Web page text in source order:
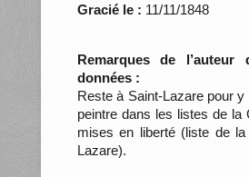
Gracié le : 11/11/1848
Remarques de
données :
Reste à Saint-Lazare pour
peintre dans les listes de la
mises en liberté (liste de
Lazare).